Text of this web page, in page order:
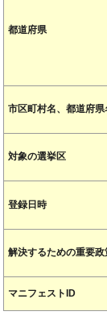
都道府県
市区町村名、都道府県
対象の選挙区
登録日時
解決するための重要政
マニフェストID